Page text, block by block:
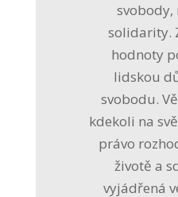
svobody,
solidarity.
hodnoty
lidskou
svobodu.
kdekoli na
právo
životě a
vyjádřená